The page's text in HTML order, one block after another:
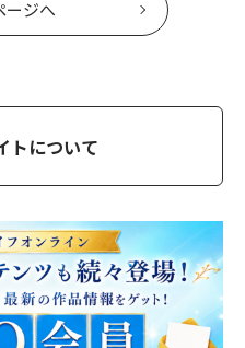
ージへ
トについて